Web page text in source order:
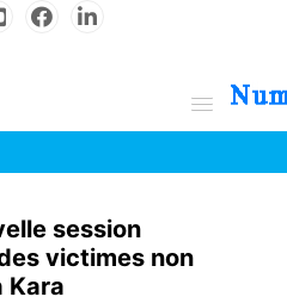
session
victimes non
Kara